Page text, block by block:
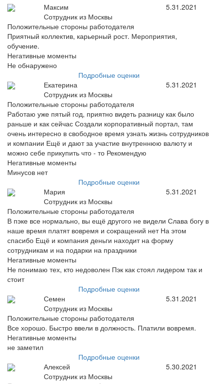
Максим
Сотрудник из Москвы
5.31.2021
Положительные стороны работодателя
Приятный коллектив, карьерный рост. Мероприятия,
обучение.
Негативные моменты
Не обнаружено
Подробные оценки
Екатерина
Сотрудник из Москвы
5.31.2021
Положительные стороны работодателя
Работаю уже пятый год, приятно видеть разницу как было
раньше и как сейчас Создали корпоративный портал, там
очень интересно в свободное время узнать жизнь сотрудников
и компании Ещё и дают за участие внутреннюю валюту и
можно себе прикупить что - то Рекомендую
Негативные моменты
Минусов нет
Подробные оценки
Мария
Сотрудник из Москвы
5.31.2021
Положительные стороны работодателя
В пэке все нормально, вы ещё другого не видели Слава богу в
наше время платят вовремя и сокращений нет На этом
спасибо Ещё и компания деньги находит на форму
сотрудникам и на подарки на праздники
Негативные моменты
Не понимаю тех, кто недоволен Пэк как стоял лидером так и
стоит
Подробные оценки
Семен
Сотрудник из Москвы
5.31.2021
Положительные стороны работодателя
Все хорошо. Быстро ввели в должность. Платили вовремя.
Негативные моменты
не заметил
Подробные оценки
Алексей
Сотрудник из Москвы
5.30.2021